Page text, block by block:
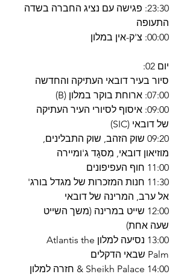
23:30: פגישה עם נציג החברה בשדה
התעופה
00:00: צ'ק-אין במלון
יום 02:
סיור בעיר דובאי העתיקה והחדשה
07:00: ארוחת בוקר במלון (B)
09:00: איסוף לסיורי העיר העתיקה
של דובאי (SIC)
09:20 שוק הזהב, שוק התבלינים,
מוזיאון דובאי, מִסגָד ג'ומיירה
11:00 חוף העפיפונים
11:30 חנות המזכרות של מגדל בורג'
אל ערב, המרינה של דובאי
12:00 שייט במרינה (משך השייט
שעה אחת)
13:00 נסיעה למלון Atlantis the
Palm שבאי הדקלים
14:00 Sheikh Palace & חזרה למלון